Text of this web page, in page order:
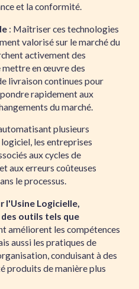
et la conformité.
: Maîtriser ces technologies
valorisé sur le marché du
activement des
mettre en œuvre des
livraison continues pour
rapidement aux
du marché.
plusieurs
les entreprises
aux cycles de
aux erreurs coûteuses
le processus.
l'Usine Logicielle,
outils tels que
améliorent les compétences
aussi les pratiques de
conduisant à des
produits de manière plus